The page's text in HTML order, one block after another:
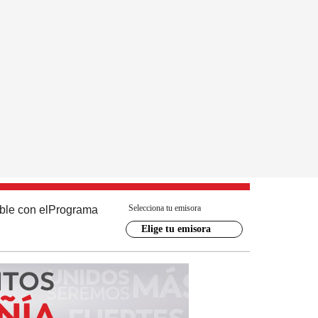
con el Programa Selecciona tu emisora
Elige tu emisora